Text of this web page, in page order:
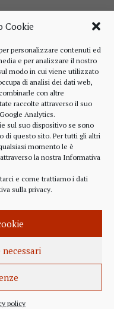
Cookie
personalizzare contenuti ed
e per analizzare il nostro
modo in cui viene utilizzato
di analisi dei dati web,
con altre
raccolte attraverso il suo
Analytics.
sul suo dispositivo se sono
di questo sito. Per tutti gli altri
momento le è
la nostra Informativa
e come trattiamo i dati
sulla privacy.
policy